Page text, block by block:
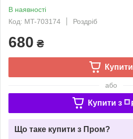
В наявності
Код: MT-703174
Роздріб
680 ₴
Купити
або
Купити з
Що таке купити з Пром?